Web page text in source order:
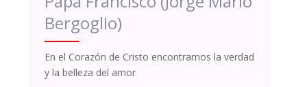
Bergoglio)
En el Corazón de Cristo encontramos la verdad
y la belleza del amor